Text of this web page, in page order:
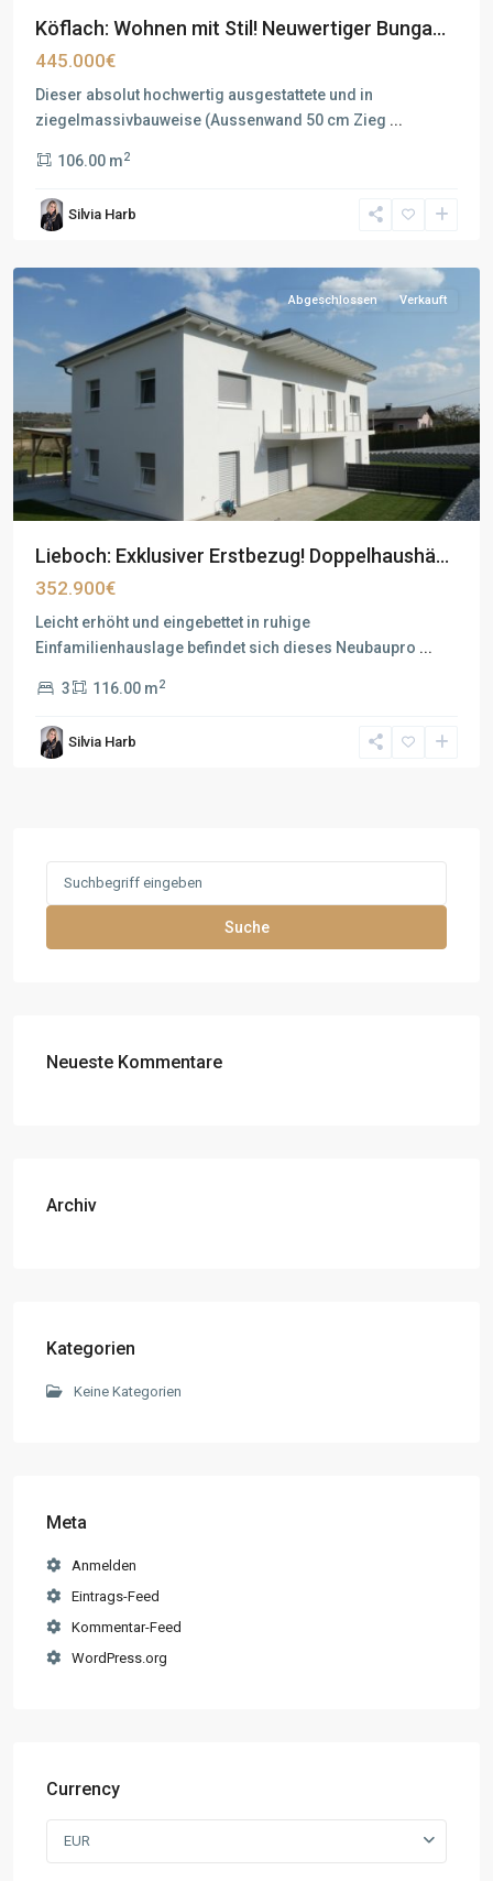
Köflach: Wohnen mit Stil! Neuwertiger Bunga...
445.000€
Dieser absolut hochwertig ausgestattete und in
ziegelmassivbauweise (Aussenwand 50 cm Zieg ...
106.00 m2
Silvia Harb
Abgeschlossen Verkauft
Lieboch: Exklusiver Erstbezug! Doppelhaushä...
352.900€
Leicht erhöht und eingebettet in ruhige
Einfamilienhauslage befindet sich dieses Neubaupro ...
3 116.00 m2
Silvia Harb
Suche
Neueste Kommentare
Archiv
Kategorien
Keine Kategorien
Meta
Anmelden
Eintrags-Feed
Kommentar-Feed
WordPress.org
Currency
EUR